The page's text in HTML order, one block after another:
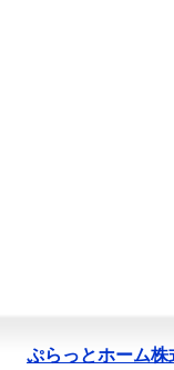
ぷらっとホーム株